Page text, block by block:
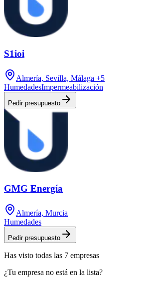
S1ioi
Almería, Sevilla, Málaga +5
HumedadesImpermeabilización
Pedir presupuesto
GMG Energía
Almería, Murcia
Humedades
Pedir presupuesto
Has visto todas las 7 empresas
¿Tu empresa no está en la lista?